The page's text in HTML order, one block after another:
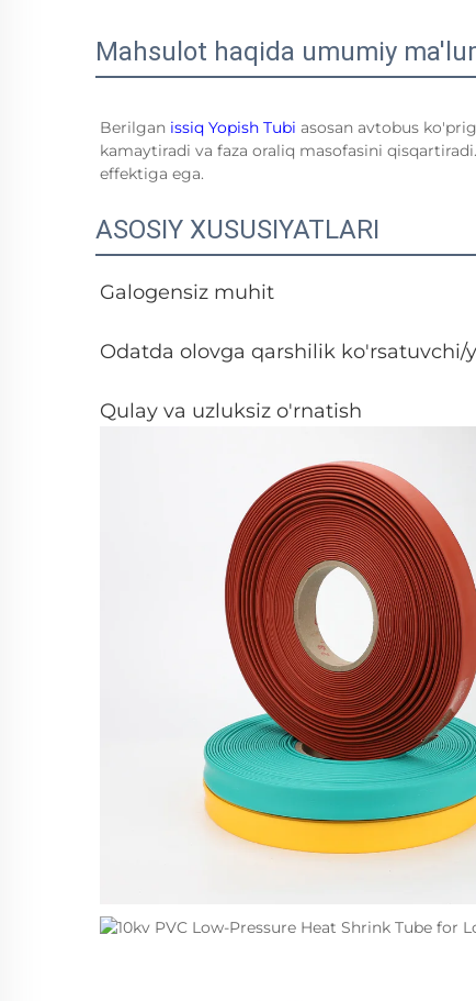
Mahsulot haqida umumiy
Berilgan issiq Yopish Tubi asosan avtobus
kamaytiradi va faza oraliq masofasini
effektiga ega.
ASOSIY XUSUSIYATLARI
Galogensiz muhit
Odatda olovga qarshilik
Qulay va uzluksiz o'rnatish